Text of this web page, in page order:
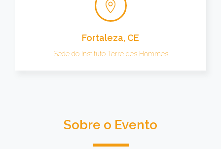
Fortaleza, CE
Sede do Instituto Terre des Hommes
Sobre o Evento